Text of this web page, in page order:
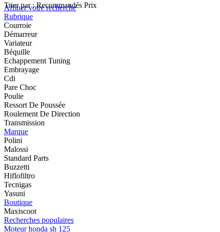
Trier par : Recommandés Prix
Affiner votre recherche
Rubrique
Courroie
Démarreur
Variateur
Béquille
Echappement Tuning
Embrayage
Cdi
Pare Choc
Poulie
Ressort De Poussée
Roulement De Direction
Transmission
Marque
Polini
Malossi
Standard Parts
Buzzetti
Hiflofiltro
Tecnigas
Yasuni
Boutique
Maxiscoot
Recherches populaires
Moteur honda sh 125